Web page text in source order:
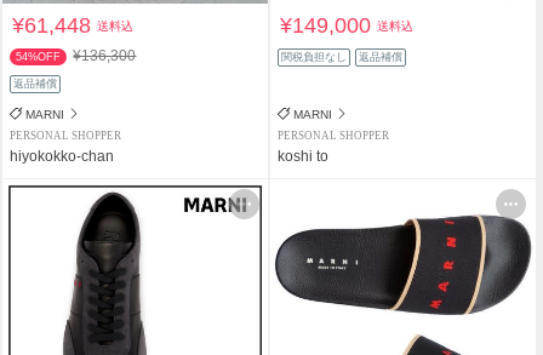
¥61,448送料込
54%OFF ¥136,300
返品補償
MARNI
PERSONAL SHOPPER
hiyokokko-chan
¥149,000送料込
関税負担なし 返品補償
MARNI
PERSONAL SHOPPER
koshi to